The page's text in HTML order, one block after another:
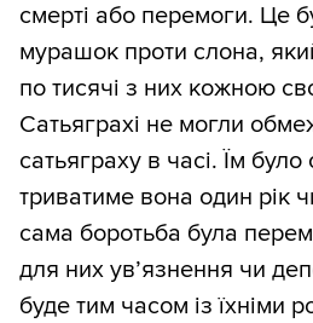
смерті або перемоги. Це
мурашок проти слона,
по тисячі з них кожною
Сатьяграхі не могли
сатьяграху в часі. Їм
триватиме вона один рік
сама боротьба була
для них ув’язнення чи
буде тим часом із їхніми